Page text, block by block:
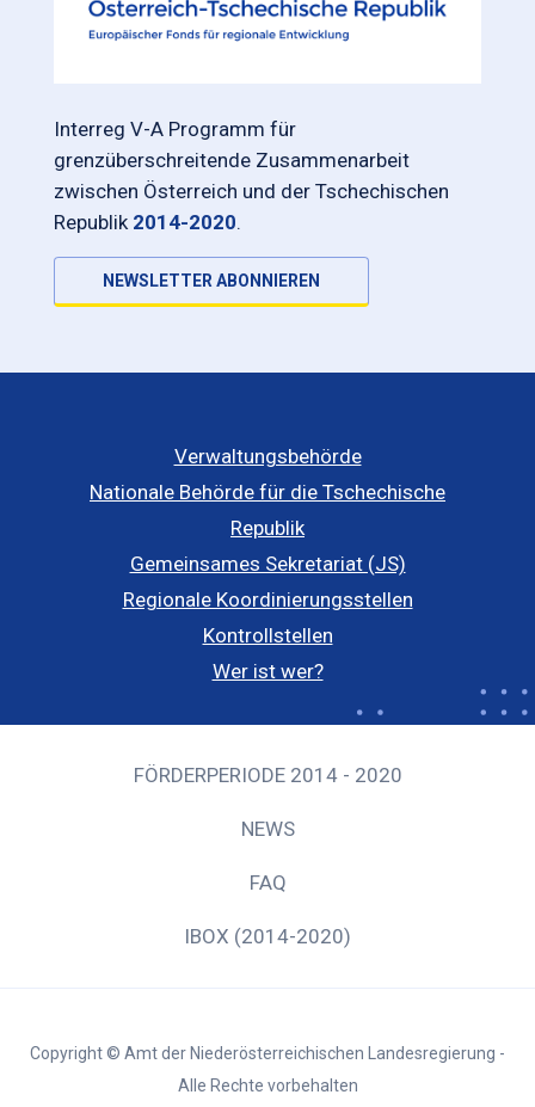
Interreg V-A Programm für
grenzüberschreitende Zusammenarbeit
zwischen Österreich und der Tschechischen
Republik 2014-2020.
NEWSLETTER ABONNIEREN
Verwaltungsbehörde
Nationale Behörde für die Tschechische
Republik
Gemeinsames Sekretariat (JS)
Regionale Koordinierungsstellen
Kontrollstellen
Wer ist wer?
FÖRDERPERIODE 2014 - 2020
NEWS
FAQ
IBOX (2014-2020)
Copyright © Amt der Niederösterreichischen Landesregierung -
Alle Rechte vorbehalten